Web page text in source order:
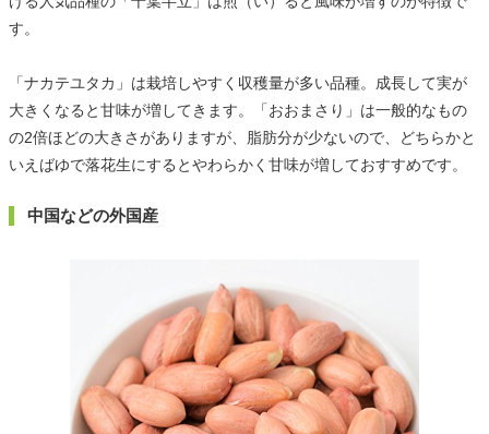
す。
「ナカテユタカ」は栽培しやすく収穫量が多い品種。成長して実が
大きくなると甘味が増してきます。「おおまさり」は一般的なもの
の2倍ほどの大きさがありますが、脂肪分が少ないので、どちらかと
いえばゆで落花生にするとやわらかく甘味が増しておすすめです。
中国などの外国産